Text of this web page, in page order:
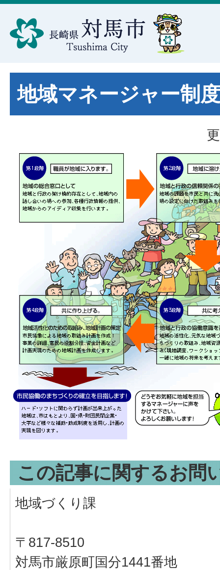
地域マネージャー制
この記事に関するお問
地域づくり課
〒817-8510
対馬市厳原町国分1441番地